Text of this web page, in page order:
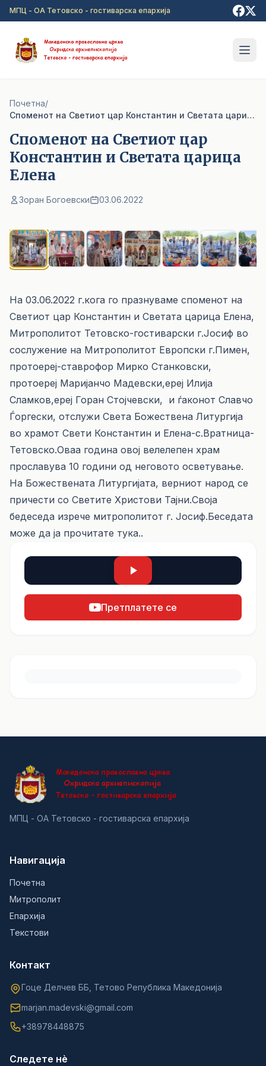
Прејди на главна содржина
МПЦ - ОА Тетовско - гостиварска епархија
Почетна/
Cпоменот на Светиот цар Константин и Светата царица Елена
Cпоменот на Светиот цар
Константин и Светата царица
Елена
Зоран Богоевски 03.06.2022
На 03.06.2022 г.кога го празнуваме споменот на
Светиот цар Константин и Светата царица Елена,
Митрополитот Тетовско-гостиварски г.Јосиф во
сослужение на Митрополитот Европски г.Пимен,
протоереј-ставрофор Мирко Станковски,
протоереј Маријанчо Мадевски,ереј Илија
Сламков,ереј Горан Стојчевски, и ѓаконот Славчо
Ѓоргески, отслужи Света Божествена Литургија
во храмот Свети Константин и Елена-с.Вратница-
Тетовско.Оваа година овој велелепен храм
прославува 10 години од неговото осветување.
На Божествената Литургијата, верниот народ се
причести со Светите Христови Тајни.Своја
бедеседа изрече митрополитот г. Јосиф.Беседата
може да ја прочитате тука..
Претплатете се
МПЦ - ОА Тетовско - гостиварска епархија
Навигација
Почетна
Митрополит
Епархија
Текстови
Контакт
Гоце Делчев ББ, Тетово Република Македонија
marjan.madevski@gmail.com
+38978448875
Следете нè